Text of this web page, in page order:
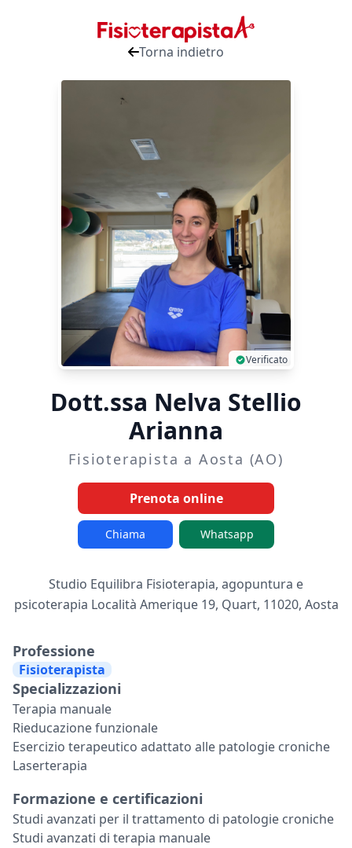
Torna indietro
Verificato
Dott.ssa Nelva Stellio
Arianna
Fisioterapista a Aosta (AO)
Prenota online
Chiama Whatsapp
Studio Equilibra Fisioterapia, agopuntura e
psicoterapia Località Amerique 19, Quart, 11020, Aosta
Professione
Fisioterapista
Specializzazioni
Terapia manuale
Rieducazione funzionale
Esercizio terapeutico adattato alle patologie croniche
Laserterapia
Formazione e certificazioni
Studi avanzati per il trattamento di patologie croniche
Studi avanzati di terapia manuale